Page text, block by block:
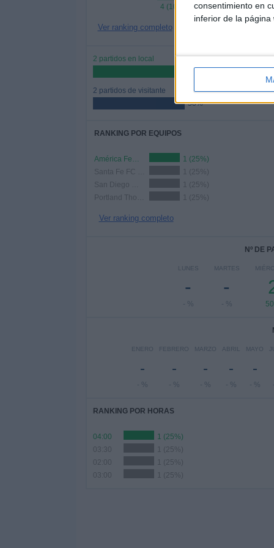
consentimiento en
inferior de la página
4 (100%)
Ver ranking completo
2 partidos en local
2 partidos de visitante
50%
RANKING POR EQUIPOS
América Femenino
1 (25%)
1 (25%)
1 (25%)
1 (25%)
Ver ranking completo
Nº DE
LUNES
-
- %
MARTES
-
- %
ENERO
-
- %
FEBRERO
-
- %
MARZO
-
- %
ABRIL
-
- %
MAYO
-
- %
RANKING POR HORAS
04:00
1 (25%)
03:30
1 (25%)
02:00
1 (25%)
03:00
1 (25%)